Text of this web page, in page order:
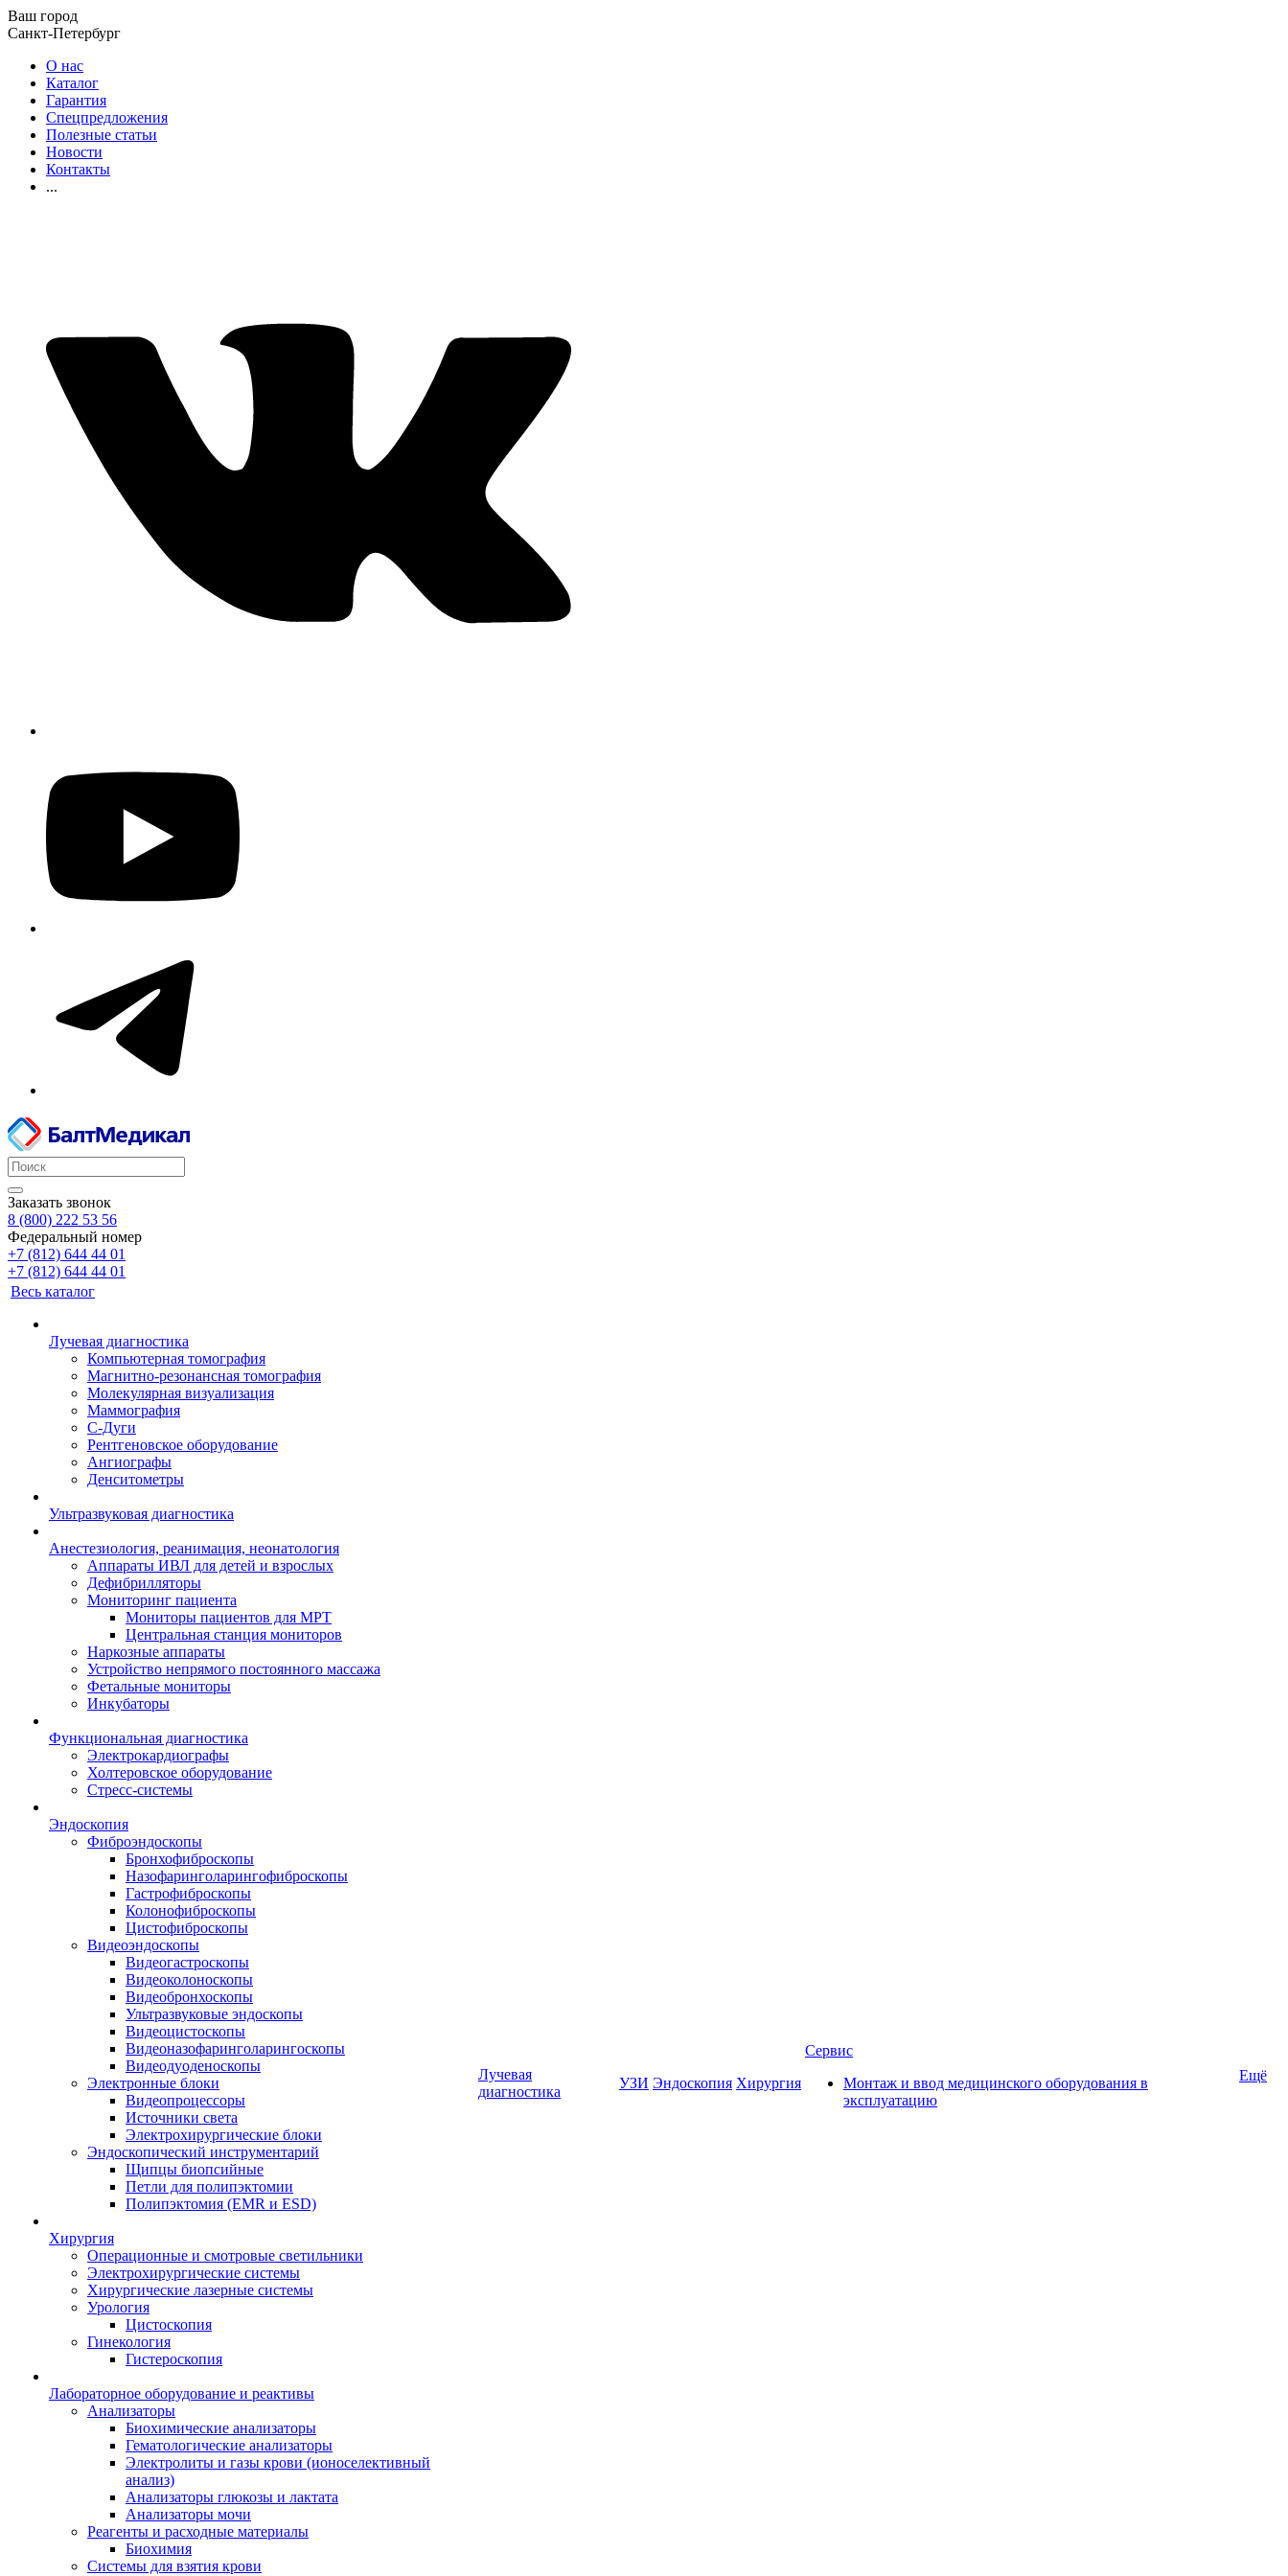
Ваш город
Санкт-Петербург
О нас
Каталог
Гарантия
Спецпредложения
Полезные статьи
Новости
Контакты
...
Заказать звонок
8 (800) 222 53 56
Федеральный номер
+7 (812) 644 44 01
+7 (812) 644 44 01
Весь каталог
Лучевая диагностика
Компьютерная томография
Магнитно-резонансная томография
Молекулярная визуализация
Маммография
С-Дуги
Рентгеновское оборудование
Ангиографы
Денситометры
Ультразвуковая диагностика
Анестезиология, реанимация, неонатология
Аппараты ИВЛ для детей и взрослых
Дефибрилляторы
Мониторинг пациента
Мониторы пациентов для МРТ
Центральная станция мониторов
Наркозные аппараты
Устройство непрямого постоянного массажа
Фетальные мониторы
Инкубаторы
Функциональная диагностика
Электрокардиографы
Холтеровское оборудование
Стресс-системы
Эндоскопия
Фиброэндоскопы
Бронхофиброскопы
Назофаринголарингофиброскопы
Гастрофиброскопы
Колонофиброскопы
Цистофиброскопы
Видеоэндоскопы
Видеогастроскопы
Видеоколоноскопы
Видеобронхоскопы
Ультразвуковые эндоскопы
Видеоцистоскопы
Видеоназофаринголарингоскопы
Видеодуоденоскопы
Электронные блоки
Видеопроцессоры
Источники света
Электрохирургические блоки
Эндоскопический инструментарий
Щипцы биопсийные
Петли для полипэктомии
Полипэктомия (EMR и ESD)
Хирургия
Операционные и смотровые светильники
Электрохирургические системы
Хирургические лазерные системы
Урология
Цистоскопия
Гинекология
Гистероскопия
Лабораторное оборудование и реактивы
Анализаторы
Биохимические анализаторы
Гематологические анализаторы
Электролиты и газы крови (ионоселективный
анализ)
Анализаторы глюкозы и лактата
Анализаторы мочи
Реагенты и расходные материалы
Биохимия
Системы для взятия крови
Лучевая
диагностика
УЗИ Эндоскопия Хирургия
Сервис
Монтаж и ввод медицинского оборудования в
эксплуатацию
Ещё